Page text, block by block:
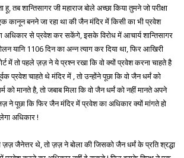
तब शान्तिसागर जी महाराज बोले अच्छा किया तुमने जो परीक्षा
कानून बनने जा रहा था की जैन मंदिर में किसी का भी प्रवेश
अधिकार से प्रवेश कर सकेंगे, इसके विरोध में आचार्य शान्तिसागर
यानि 1106 दिन का अन्न त्याग कर दिया था, फिर आखिरी
में तो पहले ज़ज़ ने ये प्रश्न रखा कि वो क्यों प्रवेश करना चाहते है
प्रवेश चाहते थे मंदिर में , तो उन्होंने पूछा कि वो जैन धर्मं को
को मानते है, तो जबाब मिला कि वो जैन धर्मं को नहीं मानते अपने
ने पूछा कि फिर जैन मंदिर में प्रवेश का अधिकार क्यों मांगते हो
अधिकार !
जैनेत्तर थे, तो ज़ज़ ने बोला की जिसको जैन धर्मं के प्रति श्रद्धा